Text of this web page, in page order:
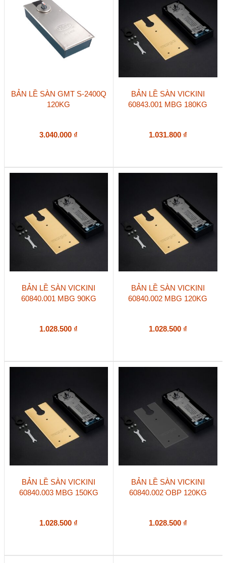
BẢN LỀ SÀN GMT S-2400Q
120KG
3.040.000 ₫
BẢN LỀ SÀN VICKINI
60843.001 MBG 180KG
1.031.800 ₫
BẢN LỀ SÀN VICKINI
60840.001 MBG 90KG
1.028.500 ₫
BẢN LỀ SÀN VICKINI
60840.002 MBG 120KG
1.028.500 ₫
BẢN LỀ SÀN VICKINI
60840.003 MBG 150KG
1.028.500 ₫
BẢN LỀ SÀN VICKINI
60840.002 OBP 120KG
1.028.500 ₫